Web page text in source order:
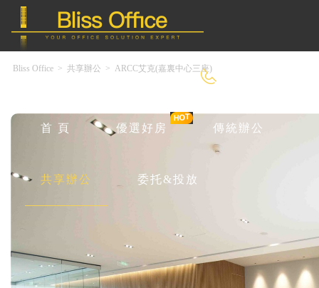
首 頁 優選好房 傳統辦公
共享辦公 委托&投放
Bliss Office > 共享辦公 > ARCC艾克(嘉裏中心三座)